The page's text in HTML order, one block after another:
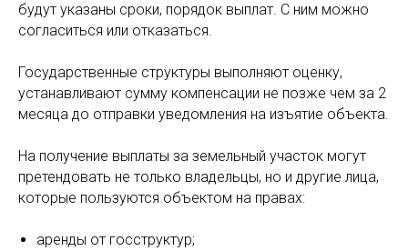
будут указаны сроки, порядок выплат. С ним можно
согласиться или отказаться.
Государственные структуры выполняют оценку,
устанавливают сумму компенсации не позже чем за 2
месяца до отправки уведомления на изъятие объекта.
На получение выплаты за земельный участок могут
претендовать не только владельцы, но и другие лица,
которые пользуются объектом на правах:
аренды от госструктур;